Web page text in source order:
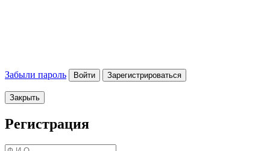
Забыли пароль Войти Зарегистрироваться
Закрыть
Регистрация